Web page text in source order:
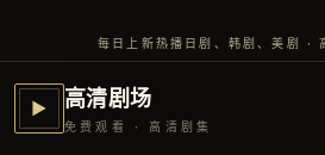
每日上新热播日剧、韩剧、美剧 ·
▶ 高清剧场
免费观看 · 高清剧集